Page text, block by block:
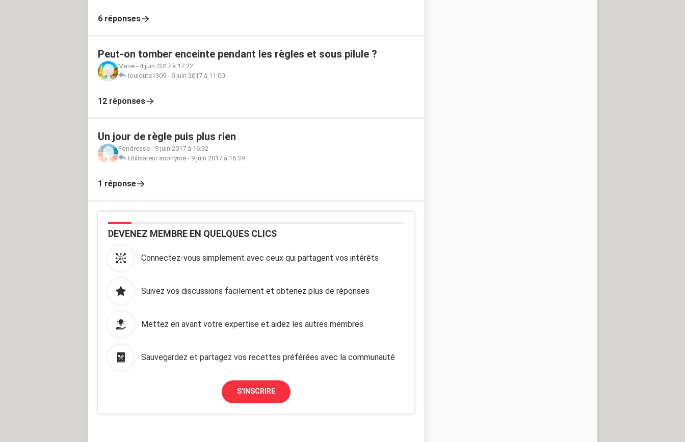
6 réponses
Peut-on tomber enceinte pendant les règles et sous pilule ?
Marie - 4 juin 2017 à 17:22
louloute1309 - 9 juin 2017 à 11:00
12 réponses
Un jour de règle puis plus rien
Fondresse - 9 juin 2017 à 16:32
Utilisateur anonyme - 9 juin 2017 à 16:39
1 réponse
DEVENEZ MEMBRE EN QUELQUES CLICS
Connectez-vous simplement avec ceux qui partagent vos intérêts
Suivez vos discussions facilement et obtenez plus de réponses
Mettez en avant votre expertise et aidez les autres membres
Sauvegardez et partagez vos recettes préférées avec la communauté
S'INSCRIRE